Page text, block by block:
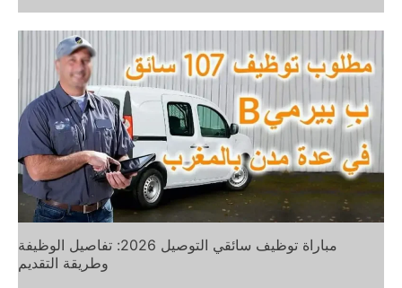
مباراة توظيف سائقي التوصيل 2026: تفاصيل الوظيفة
وطريقة التقديم